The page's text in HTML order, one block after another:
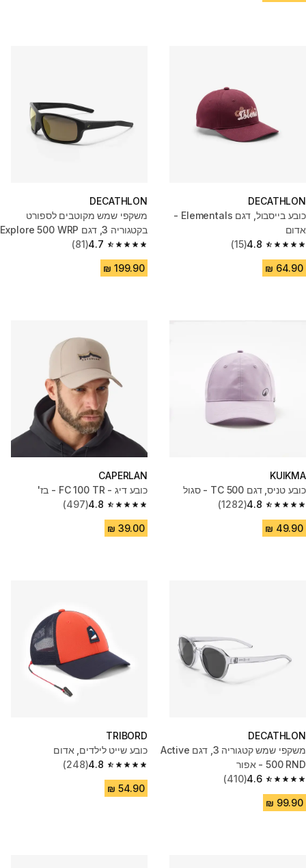
DECATHLON
כובע בייסבול, דגם Elementals -
אדום
4.8
4.8 out of 5 stars from 15 reviews
(15)
DECATHLON
משקפי שמש מקוטבים לספורט
בקטגוריה 3, דגם Explore 500 WRP
4.7
4.7 out of 5 stars from 81 reviews
(81)
KUIKMA
כובע טניס, דגם TC 500 - סגול
4.8
4.8 out of 5 stars from 1282 reviews
(1282)
CAPERLAN
כובע דיג - FC 100 TR - בז'
4.8
4.8 out of 5 stars from 497 reviews
(497)
DECATHLON
משקפי שמש קטגוריה 3, דגם Active
500 RND - אפור
4.6
4.6 out of 5 stars from 410 reviews
(410)
TRIBORD
כובע שייט לילדים, אדום
4.8
4.8 out of 5 stars from 248 reviews
(248)